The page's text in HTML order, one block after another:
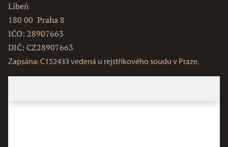
Libeň
180 00 Praha 8
IČO: 28907663
DIČ: CZ28907663
Zapsána: C152433 vedená u rejstříkového soudu v Praze.